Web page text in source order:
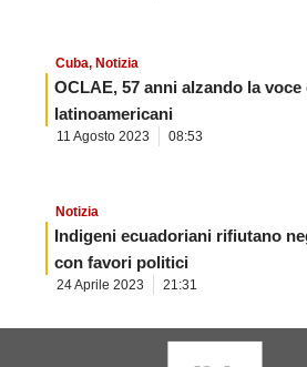
Cuba, Notizia
OCLAE, 57 anni alzando la
latinoamericani
11 Agosto 2023 08:53
Notizia
Indigeni ecuadoriani rifiutano
con favori politici
24 Aprile 2023 21:31